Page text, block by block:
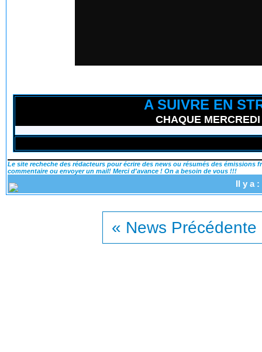
A SUIVRE EN
CHAQUE
Le site recheche des rédacteurs pour écrire des news ou résumés des
commentaire ou envoyer un mail! Merci d'avance ! On a besoin de vous !!!
Il y a
« News Précédente